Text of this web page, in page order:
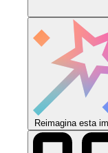
Reimagina esta